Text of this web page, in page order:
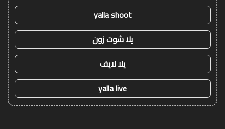
yalla shoot
يلا شوت زون
يلا لايف
yalla live